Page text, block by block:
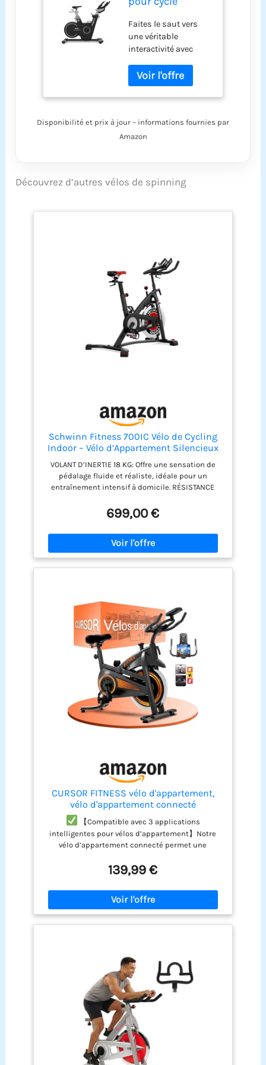
Bodytone
AB350SM-G
Smart Bluetooth,
masse d'inertie
de 18 kg
Faites le saut vers
une véritable
interactivité avec
Smart. Un vélo
d'appartement avec
400 W et 32 niveaux
d'appartement avec
technologie
fréquence cardiaque.
Disponibilité et prix à jour – informations fournies par
Amazon
Découvrez d’autres vélos de spinning
Schwinn Fitness 700IC Vélo de Cycling
Indoor – Vélo d’Appartement Silencieux
Console LCD, Pédales SPD, Sans
Abonnement
VOLANT D’INERTIE 18 KG: Offre une sensation de
pédalage fluide et réaliste, idéale pour un
entraînement intensif à domicile. RÉSISTANCE
séances, du mode récupération aux intervalles
haute intensité. RÉGLAGES PERSONNALISÉS: Selle
et guidon réglables horizontalement et
verticalement pour un confort optimal. PÉDALES
SPD: Compatibles chaussures de cyclisme ou
baskets, avec multiples positions de prise en
fréquence cardiaque (ceinture thoracique 5 kHz).
699,00 €
CURSOR FITNESS vélo d'appartement,
vélo d'appartement connecté
【Compatible avec 3 applications
intelligentes pour vélos d’appartement】Notre
vélo d’appartement connecté permet une
populaires : Kinomap, Z-Sport et Zwift. Grâce à la
connexion rapide Bluetooth, vos données
d’entraînement sont suivies en temps réel pour
créer un parcours scientifique de combustion des
graisses. Cette expérience de conduite interactive
multiplie l’efficacité de votre entraînement et
【Affichage LED intelligent & support pour
appareils】Ce velo appartement est équipé d’un
écran LED multifonction qui enregistre en temps
réel la durée d’entraînement, la vitesse, la
distance, les calories brûlées et la fréquence
cardiaque. Vous gardez ainsi une trace constante
de votre progression.
【Extrêmement stable +
adapté à toutes les tailles】Ce velo spinning est
fabriqué en acier allié de haute qualité avec une
charge maximale de 136 kg. Le vélo d’appartement
139,99 €